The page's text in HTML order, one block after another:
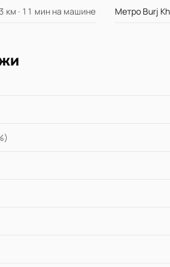
км · 11 мин на машине Метро Burj